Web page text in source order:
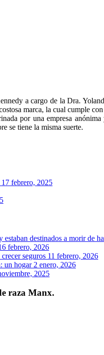
a cargo de la Dra.
marca, la cual cumple
por una empresa
se tiene la misma suerte.
17 febrero, 2025
destinados a morir de
febrero, 2026
seguros 11 febrero, 2026
un hogar 2 enero, 2026
2025
raza Manx.